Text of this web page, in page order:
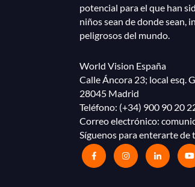
potencial para el que han
niños sean de donde sean,
peligrosos del mundo.
World Vision España
Calle Áncora 23; local esq.
28045 Madrid
Teléfono: (+34) 900 90 20
Correo electrónico:
Síguenos para enterarte de